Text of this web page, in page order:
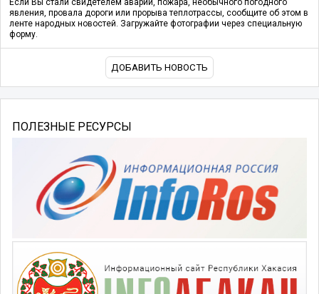
Если Вы стали свидетелем аварии, пожара, необычного погодного
явления, провала дороги или прорыва теплотрассы, сообщите об этом в
ленте народных новостей. Загружайте фотографии через специальную
форму.
ДОБАВИТЬ НОВОСТЬ
ПОЛЕЗНЫЕ РЕСУРСЫ